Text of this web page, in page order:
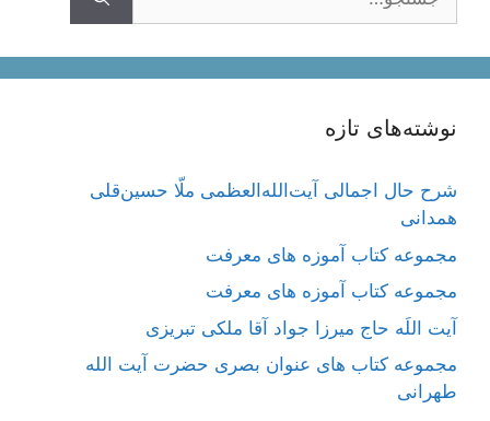
نوشته‌های تازه
شرح حال اجمالی آیت‌الله‌العظمی ملّا حسین‌قلی
همدانی
مجموعه کتاب آموزه های معرفت
مجموعه کتاب آموزه های معرفت
آیت اللَه حاج میرزا جواد آقا ملکی تبریزی
مجموعه کتاب های عنوان بصری حضرت آیت الله
طهرانی